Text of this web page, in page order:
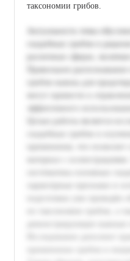
таксономии грибов.